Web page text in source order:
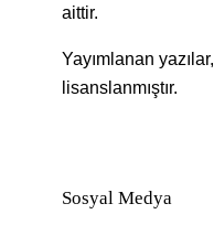
aittir.
Yayımlanan yazılar,
lisanslanmıştır.
Sosyal Medya